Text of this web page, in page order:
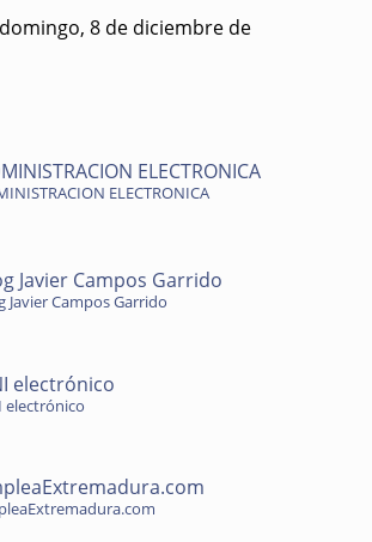
8 de diciembre de
ELECTRONICA
ELECTRONICA
Javier Campos Garrido
Javier Campos Garrido
electrónico
electrónico